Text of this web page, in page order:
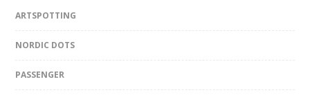
ARTSPOTTING
NORDIC DOTS
PASSENGER